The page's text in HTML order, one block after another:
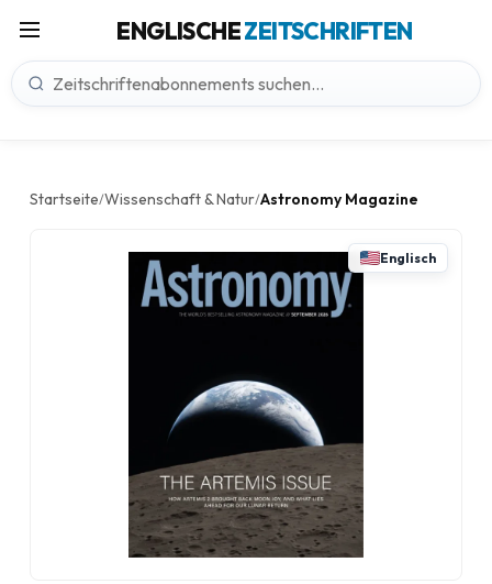
ENGLISCHEZEITSCHRIFTEN
Startseite/Wissenschaft & Natur/Astronomy Magazine
Englisch